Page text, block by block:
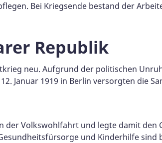
Bei Kriegsende bestand der
Republik
neu. Aufgrund der politischen
Januar 1919 in Berlin versorgten die
der Volkswohlfahrt und legte damit
und Kinderhilfe sind